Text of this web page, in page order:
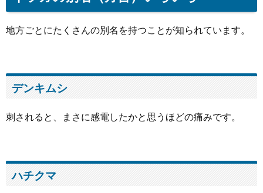
地方ごとにたくさんの別名を持つことが知られています。
デンキムシ
刺されると、まさに感電したかと思うほどの痛みです。
ハチクマ